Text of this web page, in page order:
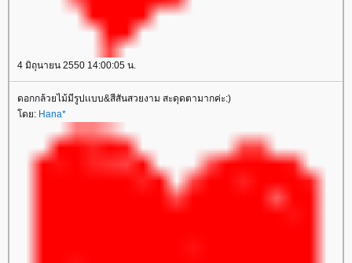
4 มิถุนายน 2550 14:00:05 น.
ดอกกล้วยไม้มีรูปเเบบ&สีสันสวยงาม สะดุดตามากค่ะ:)
ดย: Hana*